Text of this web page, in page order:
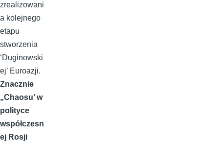
zrealizowani
a kolejnego
etapu
stworzenia
‘Duginowski
ej’ Euroazji.
Znacznie
„Chaosu’ w
polityce
współczesn
ej Rosji